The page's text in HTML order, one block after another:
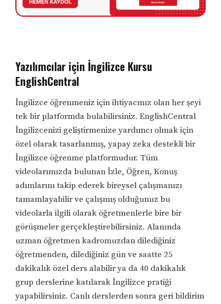
Yazılımcılar için İngilizce Kursu
EnglishCentral
İngilizce öğrenmeniz için ihtiyacınız olan her şeyi
tek bir platformda bulabilirsiniz. EnglishCentral
İngilizcenizi geliştirmenize yardımcı olmak için
özel olarak tasarlanmış, yapay zeka destekli bir
İngilizce öğrenme platformudur. Tüm
videolarımızda bulunan İzle, Öğren, Konuş
adımlarını takip ederek bireysel çalışmanızı
tamamlayabilir ve çalışmış olduğunuz bu
videolarla ilgili olarak öğretmenlerle bire bir
görüşmeler gerçekleştirebilirsiniz. Alanında
uzman öğretmen kadromuzdan dilediğiniz
öğretmenden, dilediğiniz gün ve saatte 25
dakikalık özel ders alabilir ya da 40 dakikalık
grup derslerine katılarak İngilizce pratiği
yapabilirsiniz. Canlı derslerden sonra geri bildirim